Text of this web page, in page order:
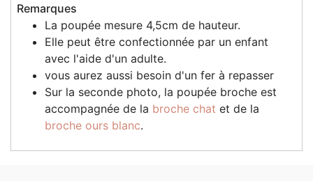
Remarques
La poupée mesure 4,5cm de hauteur.
Elle peut être confectionnée par un enfant
avec l'aide d'un adulte.
vous aurez aussi besoin d'un fer à repasser
Sur la seconde photo, la poupée broche est
accompagnée de la broche chat et de la
broche ours blanc.